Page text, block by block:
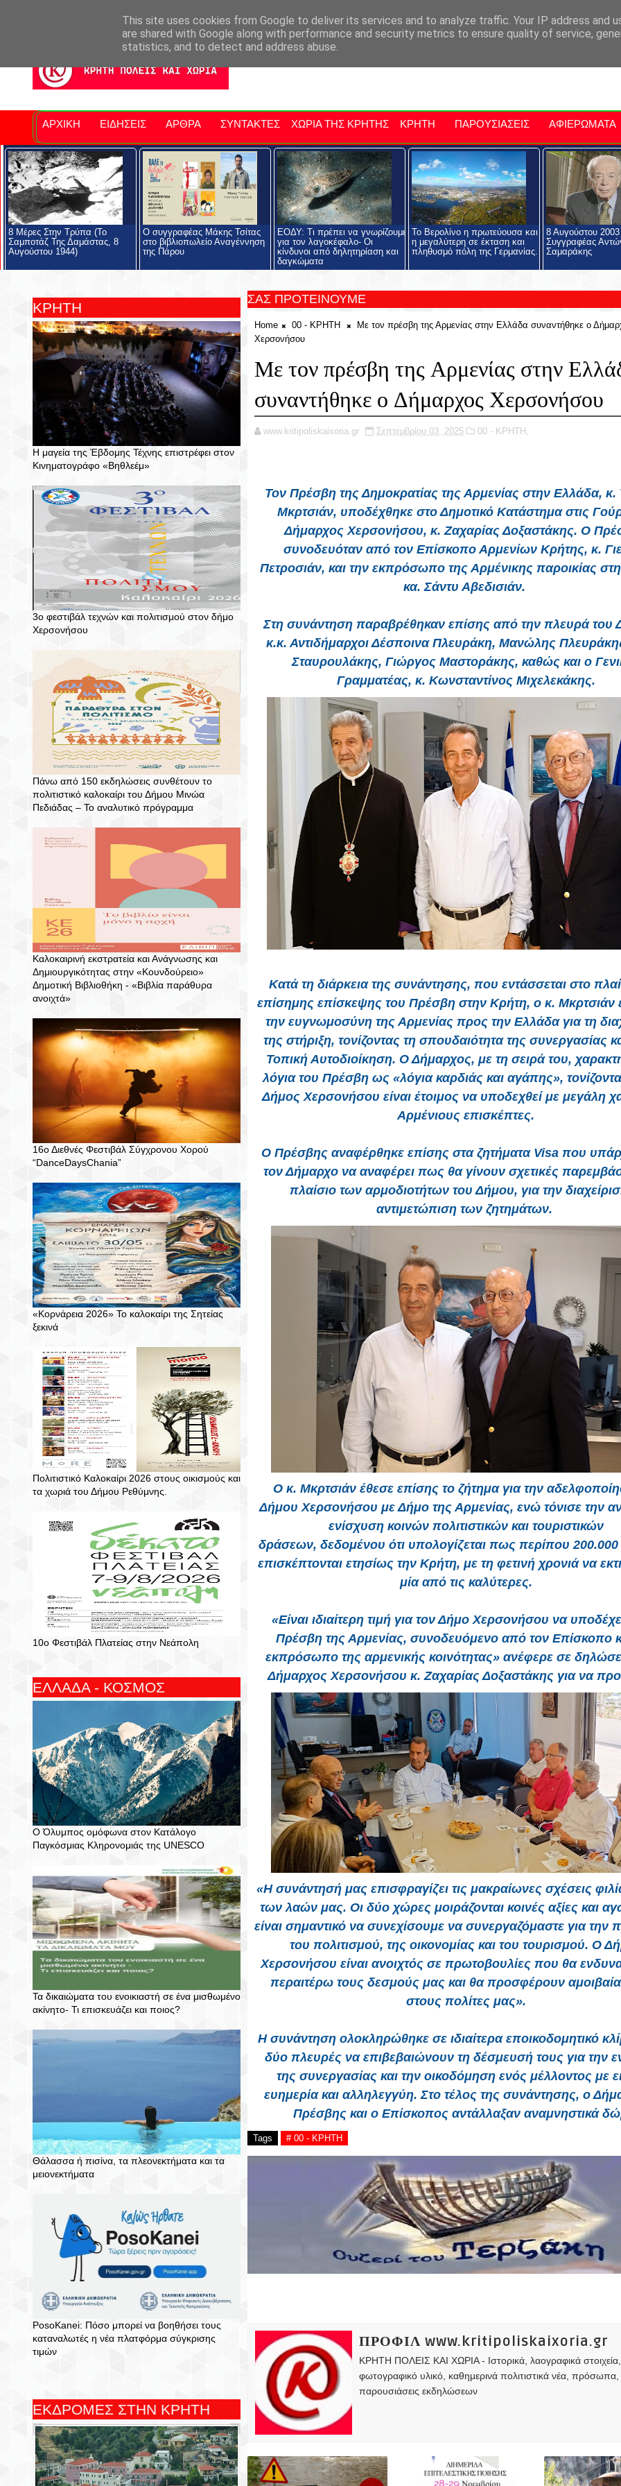
Νομός Λασιθίου Αγαπάμε Ρέθυμνο Επαρχία Μαλεβιζίου Εκδηλώσεις Στην Κρήτη Kriti Traveller
ΑΡΧΙΚΗ ΕΙΔΗΣΕΙΣ ΑΡΘΡΑ ΣΥΝΤΑΚΤΕΣ ΧΩΡΙΑ ΤΗΣ ΚΡΗΤΗΣ ΚΡΗΤΗ ΠΑΡΟΥΣΙΑΣΕΙΣ ΑΦΙΕΡΩΜΑΤΑ
8 Μέρες Στην Τρύπα (Το
Σαμποτάζ Της Δαμάστας, 8
Αυγούστου 1944)
Ο συγγραφέας Μάκης Τσίτας
στο βιβλιοπωλείο Αναγέννηση
της Πάρου
ΕΟΔΥ: Τι πρέπει να γνωρίζουμε
για τον λαγοκέφαλο- Οι
κίνδυνοι από δηλητηρίαση και
δαγκώματα
Το Βερολίνο η πρωτεύουσα και
η μεγαλύτερη σε έκταση και
πληθυσμό πόλη της Γερμανίας.
8 Αυγούστου 2003
Συγγραφέας
Σαμαράκης
ΚΡΗΤΗ
Η μαγεία της Έβδομης Τέχνης επιστρέφει στον
Κινηματογράφο «Βηθλεέμ»
3ο φεστιβάλ τεχνών και πολιτισμού στον δήμο
Χερσονήσου
Πάνω από 150 εκδηλώσεις συνθέτουν το
πολιτιστικό καλοκαίρι του Δήμου Μινώα
Πεδιάδας – To αναλυτικό πρόγραμμα
Καλοκαιρινή εκστρατεία και Ανάγνωσης και
Δημιουργικότητας στην «Κουνδούρειο»
Δημοτική Βιβλιοθήκη - «Βιβλία παράθυρα
ανοιχτά»
16ο Διεθνές Φεστιβάλ Σύγχρονου Χορού
“DanceDaysChania”
«Κορνάρεια 2026» Το καλοκαίρι της Σητείας
ξεκινά
Πολιτιστικό Καλοκαίρι 2026 στους οικισμούς και
τα χωριά του Δήμου Ρεθύμνης.
10ο Φεστιβάλ Πλατείας στην Νεάπολη
ΕΛΛΑΔΑ - ΚΟΣΜΟΣ
Ο Όλυμπος ομόφωνα στον Κατάλογο
Παγκόσμιας Κληρονομιάς της UNESCO
Τα δικαιώματα του ενοικιαστή σε ένα μισθωμένο
ακίνητο- Τι επισκευάζει και ποιος?
Θάλασσα ή πισίνα, τα πλεονεκτήματα και τα
μειονεκτήματα
PosoKanei: Πόσο μπορεί να βοηθήσει τους
καταναλωτές η νέα πλατφόρμα σύγκρισης
τιμών
ΕΚΔΡΟΜΕΣ ΣΤΗΝ ΚΡΗΤΗ
ΣΑΣ ΠΡΟΤΕΙΝΟΥΜΕ
Home 00 - ΚΡΗΤΗ
Με τον πρέσβη της Αρμενίας στην Ελλάδα συναντήθηκε ο
Χερσονήσου
Με τον πρέσβη της Αρμενίας στην
συναντήθηκε ο Δήμαρχος Χερσονήσου
www.kritipoliskaixoria.gr Σεπτεμβρίου 03, 2025 00 - ΚΡΗΤΗ,
Τον Πρέσβη της Δημοκρατίας της Αρμενίας στην Ελλάδα, κ.
Μκρτσιάν, υποδέχθηκε στο Δημοτικό Κατάστημα στις
Δήμαρχος Χερσονήσου, κ. Ζαχαρίας Δοξαστάκης. Ο
συνοδευόταν από τον Επίσκοπο Αρμενίων Κρήτης, κ.
Πετροσιάν, και την εκπρόσωπο της Αρμένικης παροικίας
κα. Σάντυ Αβεδισιάν.
Στη συνάντηση παραβρέθηκαν επίσης από την πλευρά του
κ.κ. Αντιδήμαρχοι Δέσποινα Πλευράκη, Μανώλης
Σταυρουλάκης, Γιώργος Μαστοράκης, καθώς και ο
Γραμματέας, κ. Κωνσταντίνος Μιχελεκάκης.
Κατά τη διάρκεια της συνάντησης, που εντάσσεται στο
επίσημης επίσκεψης του Πρέσβη στην Κρήτη, ο κ. Μκρτσιάν
την ευγνωμοσύνη της Αρμενίας προς την Ελλάδα για τη
της στήριξη, τονίζοντας τη σπουδαιότητα της συνεργασίας
Τοπική Αυτοδιοίκηση. Ο Δήμαρχος, με τη σειρά του,
λόγια του Πρέσβη ως «λόγια καρδιάς και αγάπης»,
Δήμος Χερσονήσου είναι έτοιμος να υποδεχθεί με μεγάλη
Αρμένιους επισκέπτες.
Ο Πρέσβης αναφέρθηκε επίσης στα ζητήματα Visa που
τον Δήμαρχο να αναφέρει πως θα γίνουν σχετικές
πλαίσιο των αρμοδιοτήτων του Δήμου, για την
αντιμετώπιση των ζητημάτων.
Ο κ. Μκρτσιάν έθεσε επίσης το ζήτημα για την
Δήμου Χερσονήσου με Δήμο της Αρμενίας, ενώ τόνισε την
ενίσχυση κοινών πολιτιστικών και τουριστικών
δράσεων, δεδομένου ότι υπολογίζεται πως περίπου 200.000
επισκέπτονται ετησίως την Κρήτη, με τη φετινή χρονιά να
μία από τις καλύτερες.
«Είναι ιδιαίτερη τιμή για τον Δήμο Χερσονήσου να
Πρέσβη της Αρμενίας, συνοδευόμενο από τον Επίσκοπο
εκπρόσωπο της αρμενικής κοινότητας» ανέφερε σε
Δήμαρχος Χερσονήσου κ. Ζαχαρίας Δοξαστάκης για να
«Η συνάντησή μας επισφραγίζει τις μακραίωνες σχέσεις
των λαών μας. Οι δύο χώρες μοιράζονται κοινές αξίες και
είναι σημαντικό να συνεχίσουμε να συνεργαζόμαστε για
του πολιτισμού, της οικονομίας και του τουρισμού. Ο
Χερσονήσου είναι ανοιχτός σε πρωτοβουλίες που θα
περαιτέρω τους δεσμούς μας και θα προσφέρουν
στους πολίτες μας».
Η συνάντηση ολοκληρώθηκε σε ιδιαίτερα εποικοδομητικό
δύο πλευρές να επιβεβαιώνουν τη δέσμευσή τους για την
της συνεργασίας και την οικοδόμηση ενός μέλλοντος με
ευημερία και αλληλεγγύη. Στο τέλος της συνάντησης, ο
Πρέσβης και ο Επίσκοπος αντάλλαξαν αναμνηστικά
Tags # 00 - ΚΡΗΤΗ
ΠΡΟΦΙΛ www.kritipoliskaixoria.gr
ΚΡΗΤΗ ΠΟΛΕΙΣ ΚΑΙ ΧΩΡΙΑ - Ιστορικά, λαογραφικά
φωτογραφικό υλικό, καθημερινά πολιτιστικά νέα, πρόσωπα,
παρουσιάσεις εκδηλώσεων
This site uses cookies from Google to deliver its services and to analyze traffic. Your IP address and
are shared with Google along with performance and security metrics to ensure quality of service,
statistics, and to detect and address abuse.